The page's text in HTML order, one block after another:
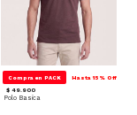
Compra en PACK Hasta 15% Off
$ 49.900
Polo Basica